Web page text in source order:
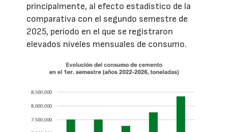
principalmente, al efecto estadístico de la
comparativa con el segundo semestre de
2025, período en el que se registraron
elevados niveles mensuales de consumo.